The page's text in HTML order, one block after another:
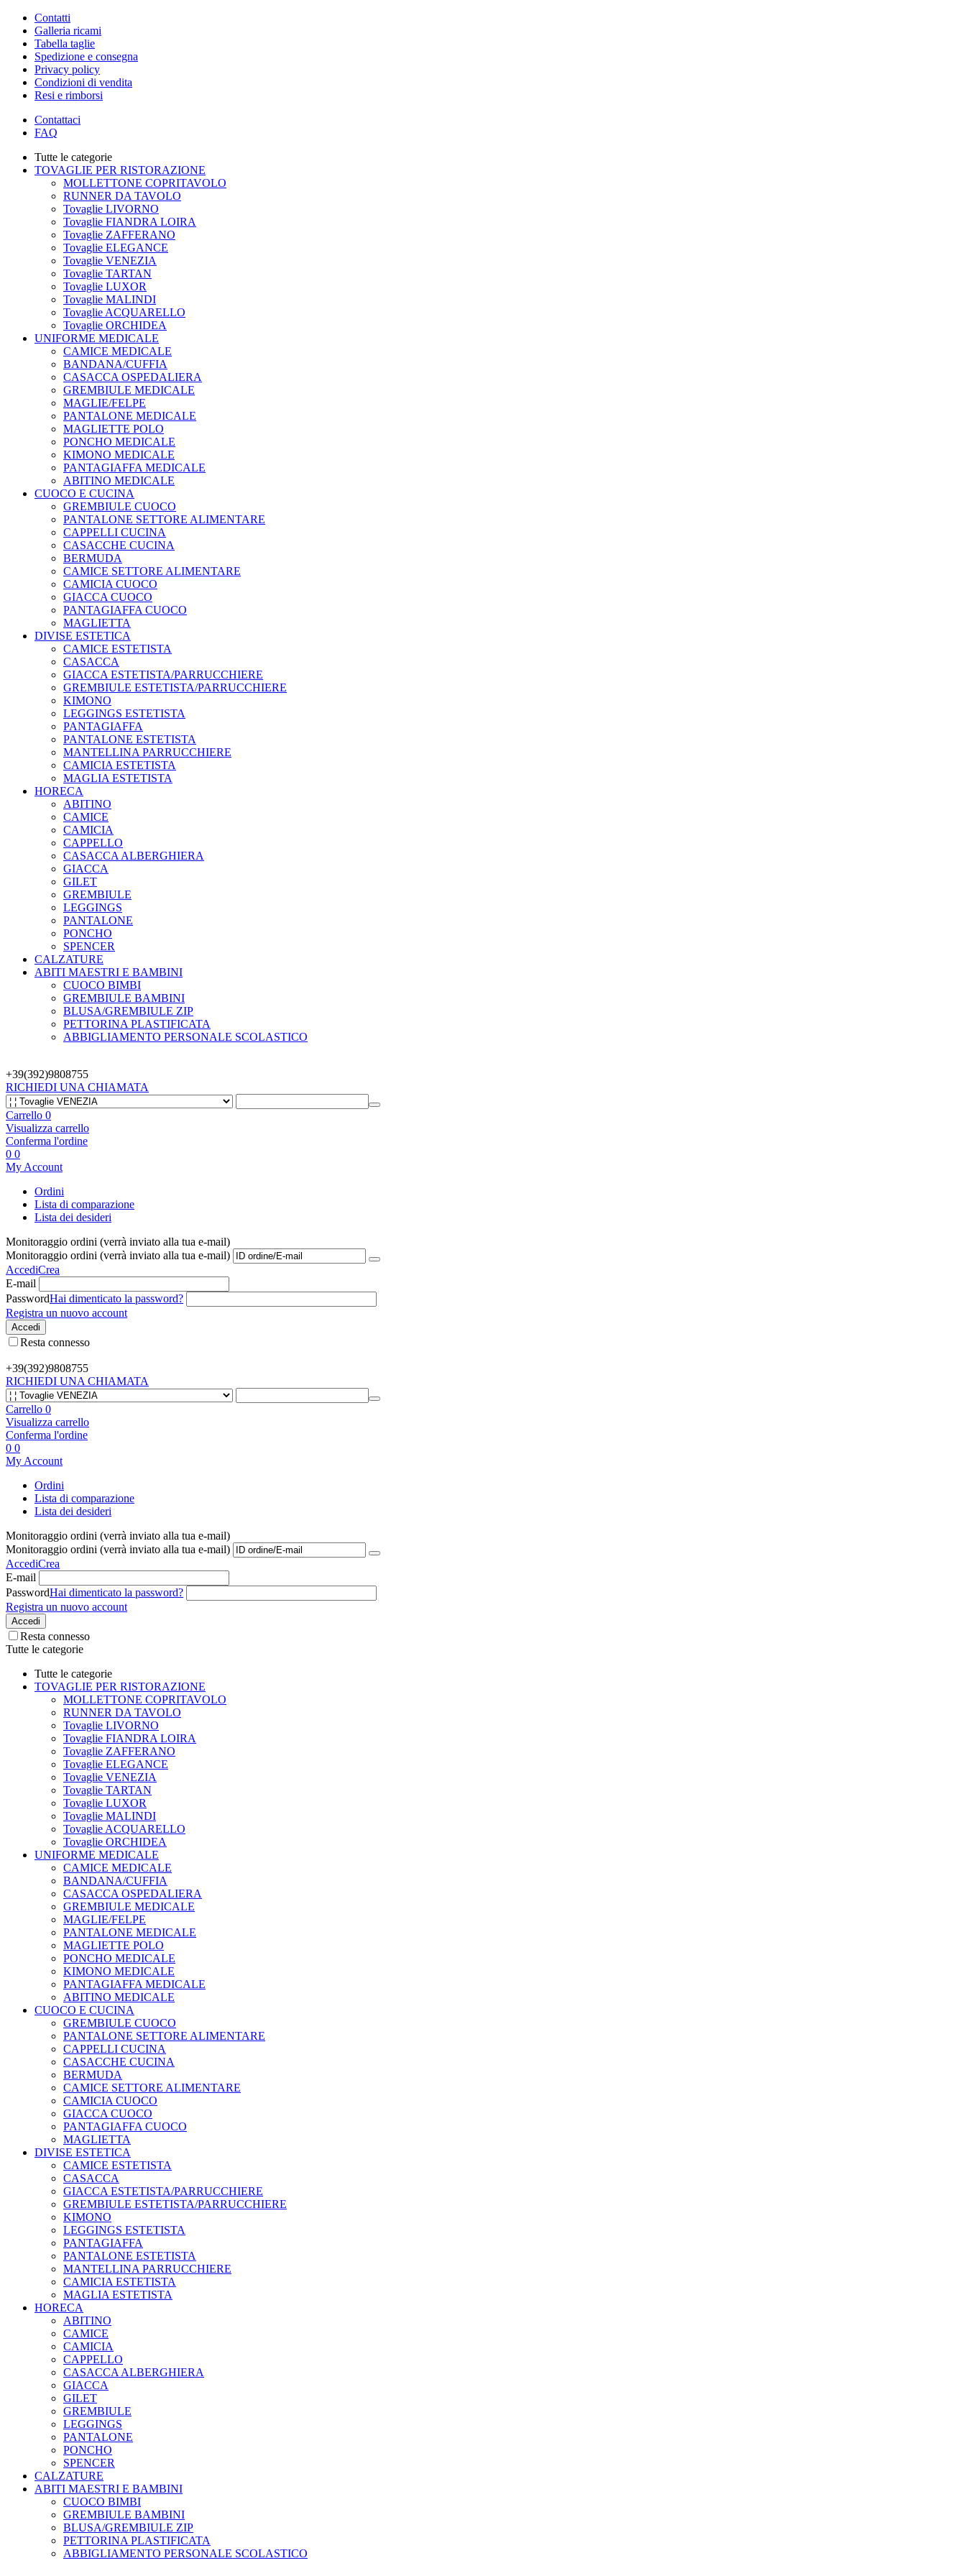
Contatti
Galleria ricami
Tabella taglie
Spedizione e consegna
Privacy policy
Condizioni di vendita
Resi e rimborsi
Contattaci
FAQ
Tutte le categorie
TOVAGLIE PER RISTORAZIONE
MOLLETTONE COPRITAVOLO
RUNNER DA TAVOLO
Tovaglie LIVORNO
Tovaglie FIANDRA LOIRA
Tovaglie ZAFFERANO
Tovaglie ELEGANCE
Tovaglie VENEZIA
Tovaglie TARTAN
Tovaglie LUXOR
Tovaglie MALINDI
Tovaglie ACQUARELLO
Tovaglie ORCHIDEA
UNIFORME MEDICALE
CAMICE MEDICALE
BANDANA/CUFFIA
CASACCA OSPEDALIERA
GREMBIULE MEDICALE
MAGLIE/FELPE
PANTALONE MEDICALE
MAGLIETTE POLO
PONCHO MEDICALE
KIMONO MEDICALE
PANTAGIAFFA MEDICALE
ABITINO MEDICALE
CUOCO E CUCINA
GREMBIULE CUOCO
PANTALONE SETTORE ALIMENTARE
CAPPELLI CUCINA
CASACCHE CUCINA
BERMUDA
CAMICE SETTORE ALIMENTARE
CAMICIA CUOCO
GIACCA CUOCO
PANTAGIAFFA CUOCO
MAGLIETTA
DIVISE ESTETICA
CAMICE ESTETISTA
CASACCA
GIACCA ESTETISTA/PARRUCCHIERE
GREMBIULE ESTETISTA/PARRUCCHIERE
KIMONO
LEGGINGS ESTETISTA
PANTAGIAFFA
PANTALONE ESTETISTA
MANTELLINA PARRUCCHIERE
CAMICIA ESTETISTA
MAGLIA ESTETISTA
HORECA
ABITINO
CAMICE
CAMICIA
CAPPELLO
CASACCA ALBERGHIERA
GIACCA
GILET
GREMBIULE
LEGGINGS
PANTALONE
PONCHO
SPENCER
CALZATURE
ABITI MAESTRI E BAMBINI
CUOCO BIMBI
GREMBIULE BAMBINI
BLUSA/GREMBIULE ZIP
PETTORINA PLASTIFICATA
ABBIGLIAMENTO PERSONALE SCOLASTICO
+39(392)9808755
RICHIEDI UNA CHIAMATA
Carrello 0
Visualizza carrello
Conferma l'ordine
0 0
My Account
Ordini
Lista di comparazione
Lista dei desideri
Monitoraggio ordini (verrà inviato alla tua e-mail)
Monitoraggio ordini (verrà inviato alla tua e-mail)
AccediCrea
E-mail
PasswordHai dimenticato la password?
Registra un nuovo account
Accedi
Resta connesso
+39(392)9808755
RICHIEDI UNA CHIAMATA
Carrello 0
Visualizza carrello
Conferma l'ordine
0 0
My Account
Ordini
Lista di comparazione
Lista dei desideri
Monitoraggio ordini (verrà inviato alla tua e-mail)
Monitoraggio ordini (verrà inviato alla tua e-mail)
AccediCrea
E-mail
PasswordHai dimenticato la password?
Registra un nuovo account
Accedi
Resta connesso
Tutte le categorie
Tutte le categorie
TOVAGLIE PER RISTORAZIONE
MOLLETTONE COPRITAVOLO
RUNNER DA TAVOLO
Tovaglie LIVORNO
Tovaglie FIANDRA LOIRA
Tovaglie ZAFFERANO
Tovaglie ELEGANCE
Tovaglie VENEZIA
Tovaglie TARTAN
Tovaglie LUXOR
Tovaglie MALINDI
Tovaglie ACQUARELLO
Tovaglie ORCHIDEA
UNIFORME MEDICALE
CAMICE MEDICALE
BANDANA/CUFFIA
CASACCA OSPEDALIERA
GREMBIULE MEDICALE
MAGLIE/FELPE
PANTALONE MEDICALE
MAGLIETTE POLO
PONCHO MEDICALE
KIMONO MEDICALE
PANTAGIAFFA MEDICALE
ABITINO MEDICALE
CUOCO E CUCINA
GREMBIULE CUOCO
PANTALONE SETTORE ALIMENTARE
CAPPELLI CUCINA
CASACCHE CUCINA
BERMUDA
CAMICE SETTORE ALIMENTARE
CAMICIA CUOCO
GIACCA CUOCO
PANTAGIAFFA CUOCO
MAGLIETTA
DIVISE ESTETICA
CAMICE ESTETISTA
CASACCA
GIACCA ESTETISTA/PARRUCCHIERE
GREMBIULE ESTETISTA/PARRUCCHIERE
KIMONO
LEGGINGS ESTETISTA
PANTAGIAFFA
PANTALONE ESTETISTA
MANTELLINA PARRUCCHIERE
CAMICIA ESTETISTA
MAGLIA ESTETISTA
HORECA
ABITINO
CAMICE
CAMICIA
CAPPELLO
CASACCA ALBERGHIERA
GIACCA
GILET
GREMBIULE
LEGGINGS
PANTALONE
PONCHO
SPENCER
CALZATURE
ABITI MAESTRI E BAMBINI
CUOCO BIMBI
GREMBIULE BAMBINI
BLUSA/GREMBIULE ZIP
PETTORINA PLASTIFICATA
ABBIGLIAMENTO PERSONALE SCOLASTICO